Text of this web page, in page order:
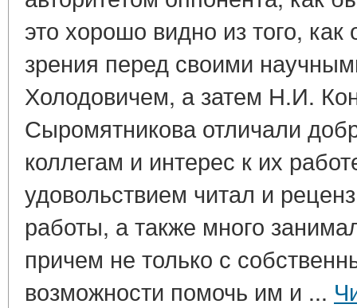
это хорошо видно из того, как
зрения перед своими
Холодовичем, а затем Н.И.
Сыромятникова отличали
коллегам и интерес к их
удовольствием читал и
работы, а также много
причем не только с
возможности помочь им и ...